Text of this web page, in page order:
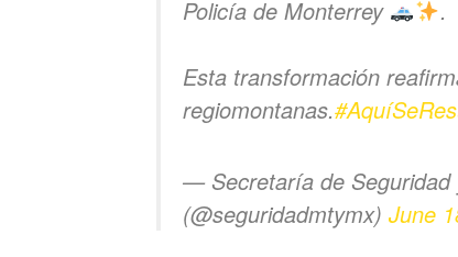
Policía de Monterrey
.
Esta transformación
regiomontanas.
— Secretaría de Seguridad
(@seguridadmtymx) June